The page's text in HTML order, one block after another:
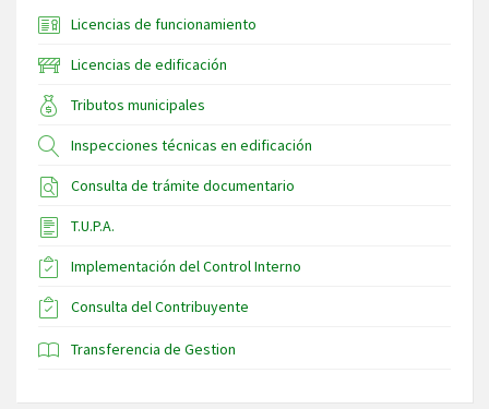
Licencias de funcionamiento
Licencias de edificación
Tributos municipales
Inspecciones técnicas en edificación
Consulta de trámite documentario
T.U.P.A.
Implementación del Control Interno
Consulta del Contribuyente
Transferencia de Gestion